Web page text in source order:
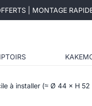
| MONTAGE
à installer (≈ Ø 44 × H 52